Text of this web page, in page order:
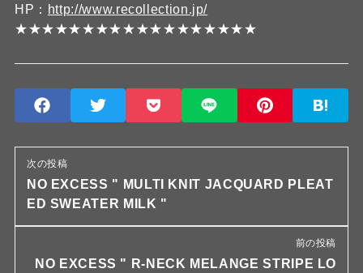
HP： http://www.recollection.jp/
★★★★★★★★★★★★★★★★★★
次の投稿
NO EXCESS " MULTI KNIT JACQUARD PLEAT
ED SWEATER MILK "
前の投稿
NO EXCESS " R-NECK MELANGE STRIPE LO